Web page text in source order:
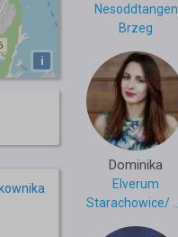
i
Nesoddtangen
Brzeg
Dominika
Elverum
Starachowice/ Gdynia